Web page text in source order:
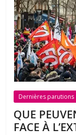
Dernières parutions
QUE
FACE À